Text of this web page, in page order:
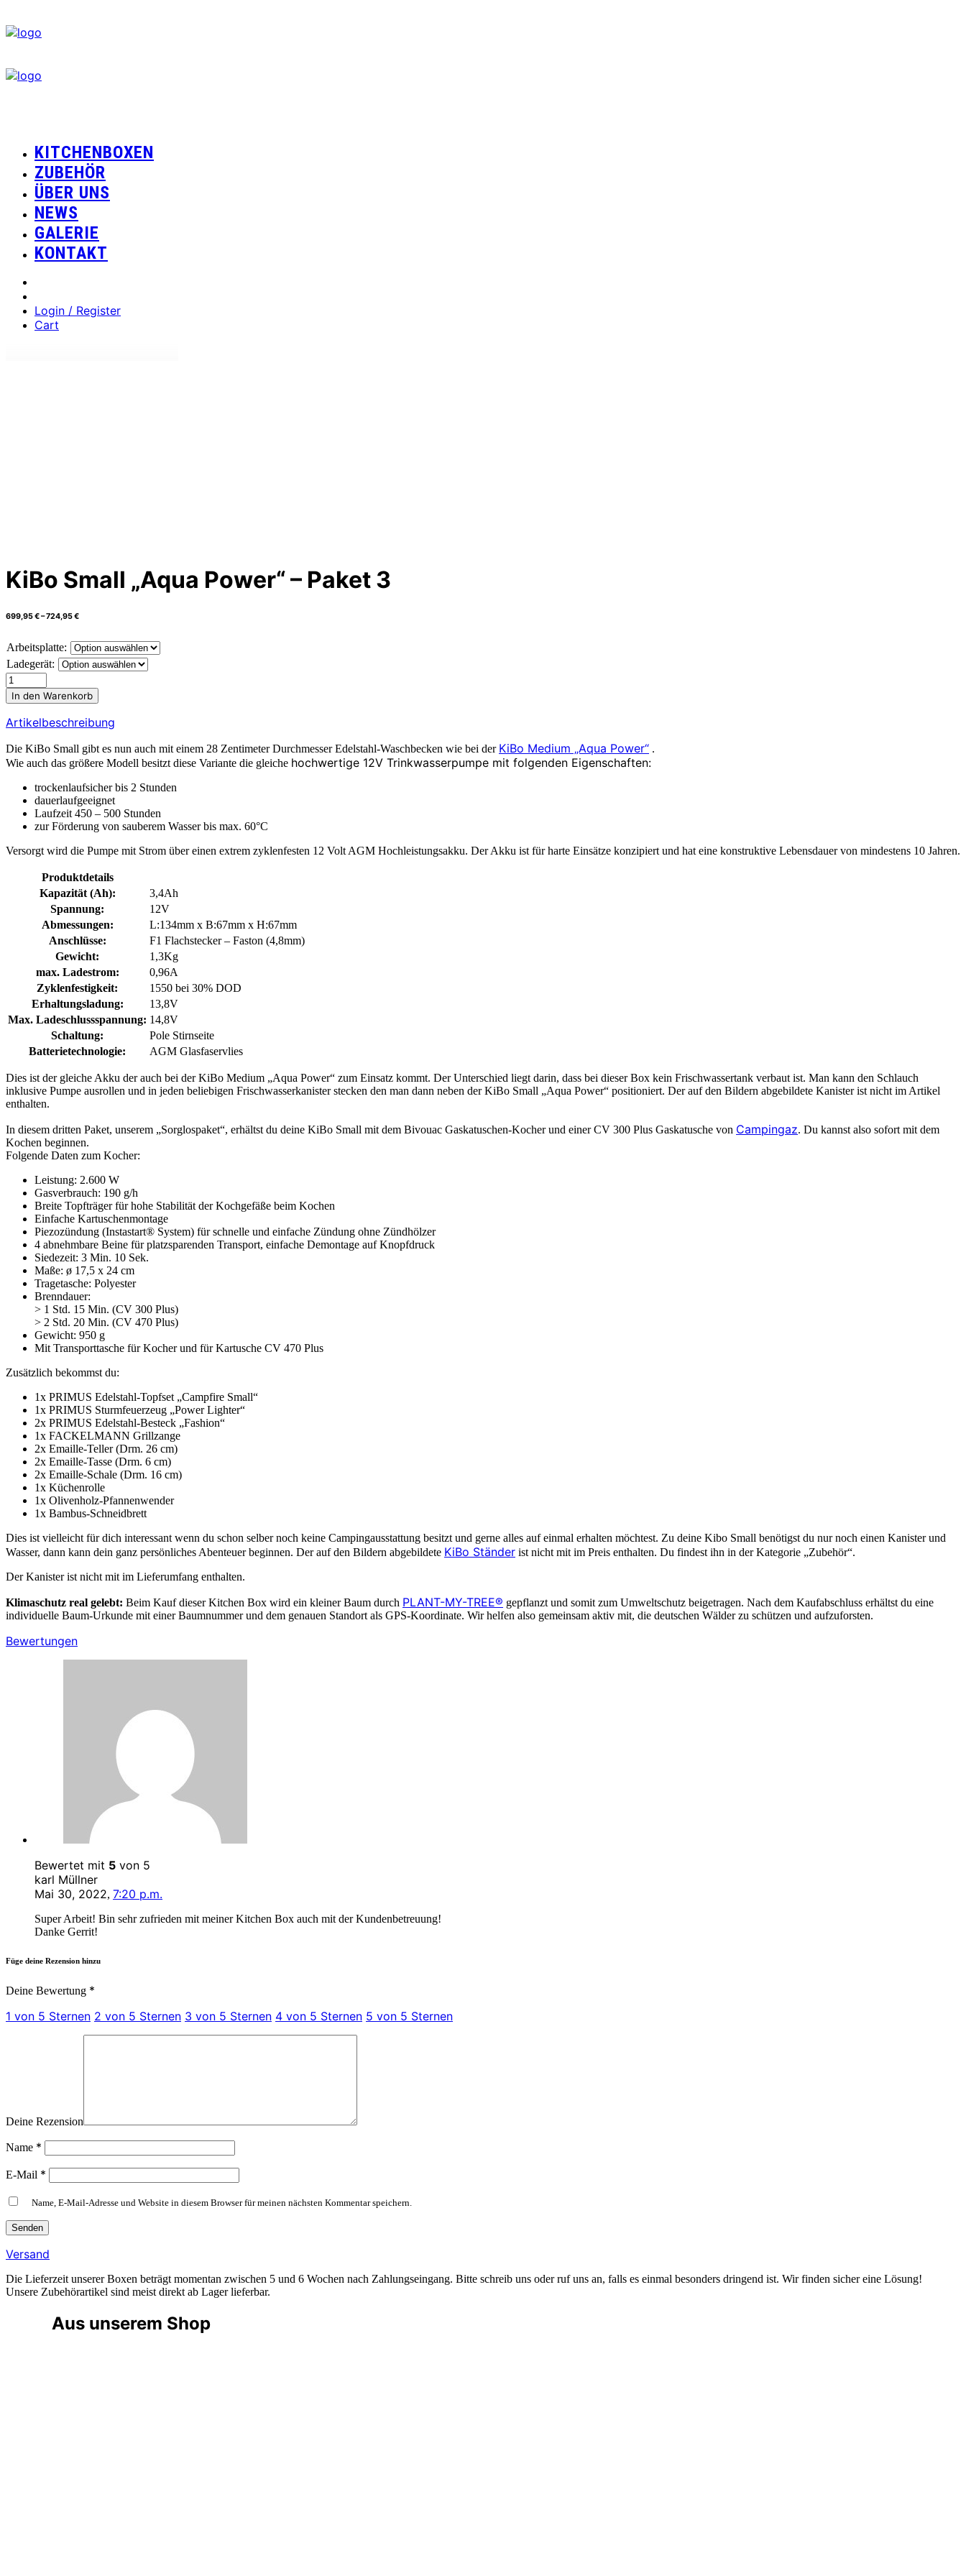
KITCHENBOXEN
ZUBEHÖR
ÜBER UNS
NEWS
GALERIE
KONTAKT
Login / Register
Cart
KiBo Small „Aqua Power“ – Paket 3
699,95€–724,95€
Arbeitsplatte:
Ladegerät:
KiBo
Small
„Aqua
Power“
-
Paket
3
Menge
In den Warenkorb
Artikelbeschreibung
Die KiBo Small gibt es nun auch mit einem 28 Zentimeter Durchmesser Edelstahl-Waschbecken wie bei der KiBo Medium „Aqua Power“ .
Wie auch das größere Modell besitzt diese Variante die gleiche hochwertige 12V Trinkwasserpumpe mit folgenden Eigenschaften:
trockenlaufsicher bis 2 Stunden
dauerlaufgeeignet
Laufzeit 450 – 500 Stunden
zur Förderung von sauberem Wasser bis max. 60°C
Versorgt wird die Pumpe mit Strom über einen extrem zyklenfesten 12 Volt AGM Hochleistungsakku. Der Akku ist für harte Einsätze konzipiert und hat eine konstruktive Lebensdauer von mindestens 10 Jahren.
Produktdetails
Kapazität (Ah):
3,4Ah
Spannung:
12V
Abmessungen:
L:134mm x B:67mm x H:67mm
Anschlüsse:
F1 Flachstecker – Faston (4,8mm)
Gewicht:
1,3Kg
max. Ladestrom:
0,96A
Zyklenfestigkeit:
1550 bei 30% DOD
Erhaltungsladung:
13,8V
Max. Ladeschlussspannung: 14,8V
Schaltung:
Pole Stirnseite
Batterietechnologie:
AGM Glasfaservlies
Dies ist der gleiche Akku der auch bei der KiBo Medium „Aqua Power“ zum Einsatz kommt. Der Unterschied liegt darin, dass bei dieser Box kein Frischwassertank verbaut ist. Man kann den Schlauch
inklusive Pumpe ausrollen und in jeden beliebigen Frischwasserkanister stecken den man dann neben der KiBo Small „Aqua Power“ positioniert. Der auf den Bildern abgebildete Kanister ist nicht im Artikel
enthalten.
In diesem dritten Paket, unserem „Sorglospaket“, erhältst du deine KiBo Small mit dem Bivouac Gaskatuschen-Kocher und einer CV 300 Plus Gaskatusche von Campingaz. Du kannst also sofort mit dem
Kochen beginnen.
Folgende Daten zum Kocher:
Leistung: 2.600 W
Gasverbrauch: 190 g/h
Breite Topfträger für hohe Stabilität der Kochgefäße beim Kochen
Einfache Kartuschenmontage
Piezozündung (Instastart® System) für schnelle und einfache Zündung ohne Zündhölzer
4 abnehmbare Beine für platzsparenden Transport, einfache Demontage auf Knopfdruck
Siedezeit: 3 Min. 10 Sek.
Maße: ø 17,5 x 24 cm
Tragetasche: Polyester
Brenndauer:
> 1 Std. 15 Min. (CV 300 Plus)
> 2 Std. 20 Min. (CV 470 Plus)
Gewicht: 950 g
Mit Transporttasche für Kocher und für Kartusche CV 470 Plus
Zusätzlich bekommst du:
1x PRIMUS Edelstahl-Topfset „Campfire Small“
1x PRIMUS Sturmfeuerzeug „Power Lighter“
2x PRIMUS Edelstahl-Besteck „Fashion“
1x FACKELMANN Grillzange
2x Emaille-Teller (Drm. 26 cm)
2x Emaille-Tasse (Drm. 6 cm)
2x Emaille-Schale (Drm. 16 cm)
1x Küchenrolle
1x Olivenholz-Pfannenwender
1x Bambus-Schneidbrett
Dies ist vielleicht für dich interessant wenn du schon selber noch keine Campingausstattung besitzt und gerne alles auf einmal erhalten möchtest. Zu deine Kibo Small benötigst du nur noch einen Kanister und
Wasser, dann kann dein ganz persönliches Abenteuer beginnen. Der auf den Bildern abgebildete KiBo Ständer ist nicht mit im Preis enthalten. Du findest ihn in der Kategorie „Zubehör“.
Der Kanister ist nicht mit im Lieferumfang enthalten.
Klimaschutz real gelebt: Beim Kauf dieser Kitchen Box wird ein kleiner Baum durch PLANT-MY-TREE® gepflanzt und somit zum Umweltschutz beigetragen. Nach dem Kaufabschluss erhältst du eine
individuelle Baum-Urkunde mit einer Baumnummer und dem genauen Standort als GPS-Koordinate. Wir helfen also gemeinsam aktiv mit, die deutschen Wälder zu schützen und aufzuforsten.
Bewertungen
Bewertet mit 5 von 5
karl Müllner
Mai 30, 2022, 7:20 p.m.
Super Arbeit! Bin sehr zufrieden mit meiner Kitchen Box auch mit der Kundenbetreuung!
Danke Gerrit!
Füge deine Rezension hinzu
Deine Bewertung *
1 von 5 Sternen 2 von 5 Sternen 3 von 5 Sternen 4 von 5 Sternen 5 von 5 Sternen
Deine Rezension
Name *
E-Mail *
Name, E-Mail-Adresse und Website in diesem Browser für meinen nächsten Kommentar speichern.
Versand
Die Lieferzeit unserer Boxen beträgt momentan zwischen 5 und 6 Wochen nach Zahlungseingang. Bitte schreib uns oder ruf uns an, falls es einmal besonders dringend ist. Wir finden sicher eine Lösung!
Unsere Zubehörartikel sind meist direkt ab Lager lieferbar.
Aus unserem Shop